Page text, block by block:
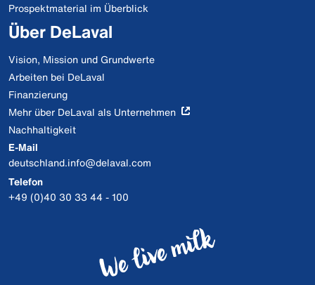
Prospektmaterial im Überblick
Über DeLaval
Vision, Mission und Grundwerte
Arbeiten bei DeLaval
Finanzierung
Mehr über DeLaval als Unternehmen
Nachhaltigkeit
E-Mail
deutschland.info@delaval.com
Telefon
+49 (0)40 30 33 44 - 100